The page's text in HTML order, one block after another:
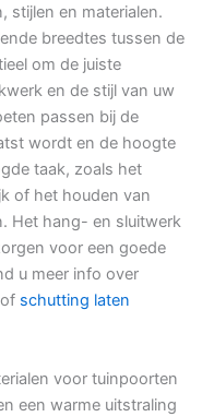
stijlen en materialen.
breedtes tussen de
om de juiste
en de stijl van uw
passen bij de
wordt en de hoogte
taak, zoals het
of het houden van
Het hang- en sluitwerk
voor een goede
u meer info over
schutting laten
voor tuinpoorten
een warme uitstraling